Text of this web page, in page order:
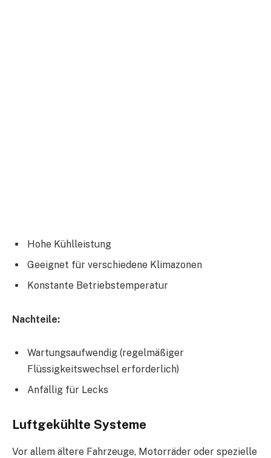
Hohe Kühlleistung
Geeignet für verschiedene Klimazonen
Konstante Betriebstemperatur
Nachteile:
Wartungsaufwendig (regelmäßiger
Flüssigkeitswechsel erforderlich)
Anfällig für Lecks
Luftgekühlte Systeme
Vor allem ältere Fahrzeuge, Motorräder oder spezielle